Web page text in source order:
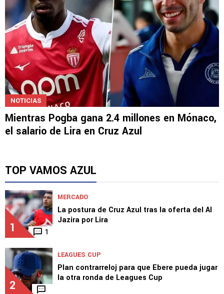
NOTICIAS
Mientras Pogba gana 2.4 millones en Mónaco,
el salario de Lira en Cruz Azul
TOP VAMOS AZUL
1 1
MERCADO
La postura de Cruz Azul tras la oferta del Al
Jazira por Lira
2
LEAGUES CUP
Plan contrarreloj para que Ebere pueda jugar
la otra ronda de Leagues Cup